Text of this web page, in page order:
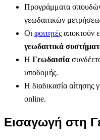
Προγράμματα σπουδών
γεωδαιτικών
Οι φοιτητές αποκτούν
γεωδαιτικά
Η Γεωδαισία
υποδομής.
Η διαδικασία αίτησης
online.
Εισαγωγή στη